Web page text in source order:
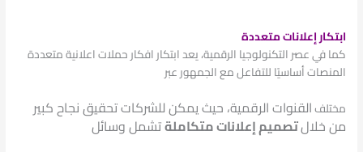
ابتكار إعلانات متعددة
كما في عصر التكنولوجيا الرقمية، يعد ابتكارافكار حملات اعلانيةمتعددة
المنصات أساسيًا للتفاعل مع الجمهور عبر
مختلفالقنوات الرقمية، حيث يمكن للشركات تحقيق نجاح كبير
من خلالتصميم إعلانات متكاملةتشمل وسائل